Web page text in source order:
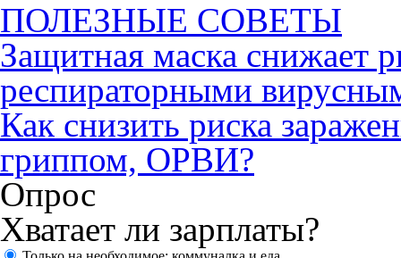
ПОЛЕЗНЫЕ СОВЕТЫ
Защитная маска снижает
респираторными
Как снизить риска
гриппом, ОРВИ?
Опрос
Хватает ли зарплаты?